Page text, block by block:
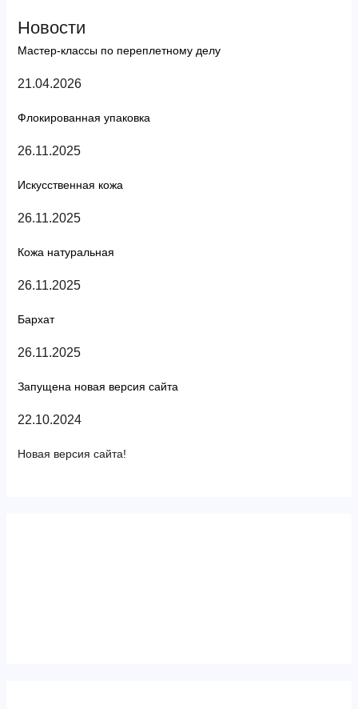
Новости
Мастер-классы по переплетному делу
21.04.2026
Флокированная упаковка
26.11.2025
Искусственная кожа
26.11.2025
Кожа натуральная
26.11.2025
Бархат
26.11.2025
Запущена новая версия сайта
22.10.2024
Новая версия сайта!